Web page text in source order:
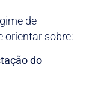
de
orientar sobre:
do